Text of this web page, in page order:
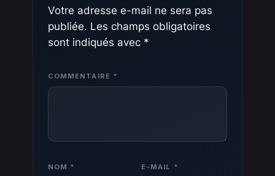
Votre adresse e-mail ne sera pas
publiée. Les champs obligatoires
sont indiqués avec *
COMMENTAIRE *
NOM * E-MAIL *